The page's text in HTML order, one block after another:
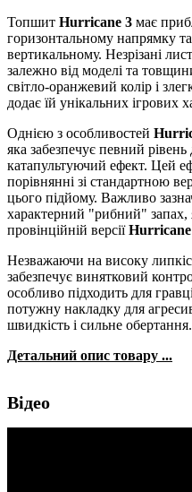
Топшит Hurricane 3 має
горизонтальному напрямку
вертикальному. Незрізані
залежно від моделі та
світло-оранжевий колір і
додає їй унікальних ігрових
Однією з особливостей
яка забезпечує певний
катапультуючий ефект. Цей
порівнянні зі стандартною
цього підйому. Важливо
характерний "рибний"
провінційній версіїHurricane
Незважаючи на високу
забезпечує винятковий
особливо підходить для
потужну накладку для
швидкість і сильне обертання.
Детальний опис товару ...
Відео